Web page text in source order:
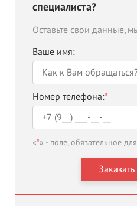
специалиста?
Оставьте свои данные,
Ваше имя:
Номер телефона:*
«*» - поле, обязательное